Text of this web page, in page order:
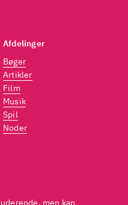
men kan
Afdelinger
Bøger
Artikler
Film
Musik
Spil
Noder